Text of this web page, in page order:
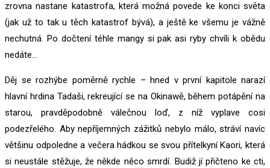
zrovna nastane katastrofa, která možná povede ke konci světa
(jak už to tak u těch katastrof bývá), a ještě ke všemu je vážně
nechutná. Po dočtení téhle mangy si pak asi ryby chvíli k obědu
nedáte…
Děj se rozhýbe poměrně rychle – hned v první kapitole narazí
hlavní hrdina Tadaši, rekreující se na Okinawě, během potápění na
starou, pravděpodobně válečnou loď, z níž vyplave cosi
podezřelého. Aby nepříjemných zážitků nebylo málo, stráví navíc
většinu odpoledne a večera hádkou se svou přítelkyní Kaori, která
si neustále stěžuje, že někde něco smrdí. Budiž jí přičteno ke cti,